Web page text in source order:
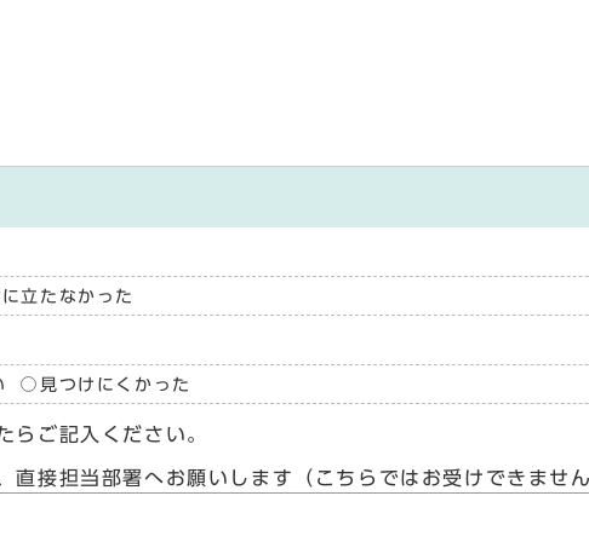
立たなかった
見つけにくかった
らご記入ください。
直接担当部署へお願いします（こちらではお受けできませ